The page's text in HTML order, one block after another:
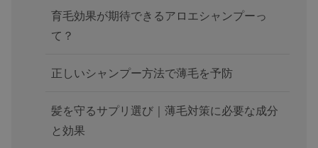
育毛効果が期待できるアロエシャンプーっ
て？
正しいシャンプー方法で薄毛を予防
髪を守るサプリ選び｜薄毛対策に必要な成分
と効果